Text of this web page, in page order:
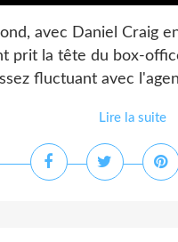
avec Daniel Craig
prit la tête du box-
fluctuant avec
Lire la suite